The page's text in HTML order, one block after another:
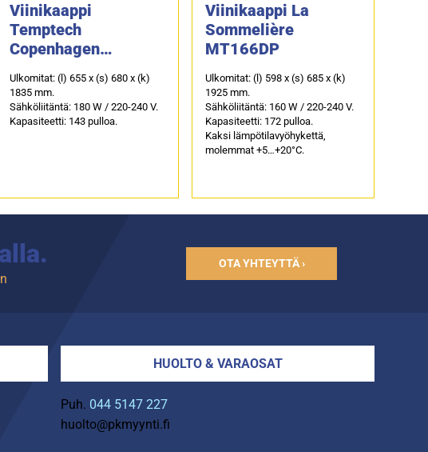
Viinikaappi
Temptech
Copenhagen
Ulkomitat: (l) 655 x (s) 680 x (k)
1835 mm.
Sähköliitäntä: 180 W / 220-240 V.
Kapasiteetti: 143 pulloa.
Viinikaappi La
Sommelière
MT166DP
Ulkomitat: (l) 598 x (s) 685 x (k)
1925 mm.
Sähköliitäntä: 160 W / 220-240 V.
Kapasiteetti: 172 pulloa.
Kaksi lämpötilavyöhykettä,
molemmat +5…+20°C.
OTA YHTEYTTÄ ›
HUOLTO & VARAOSAT
Puh. 044 5147 227
huolto@pkmyynti.fi